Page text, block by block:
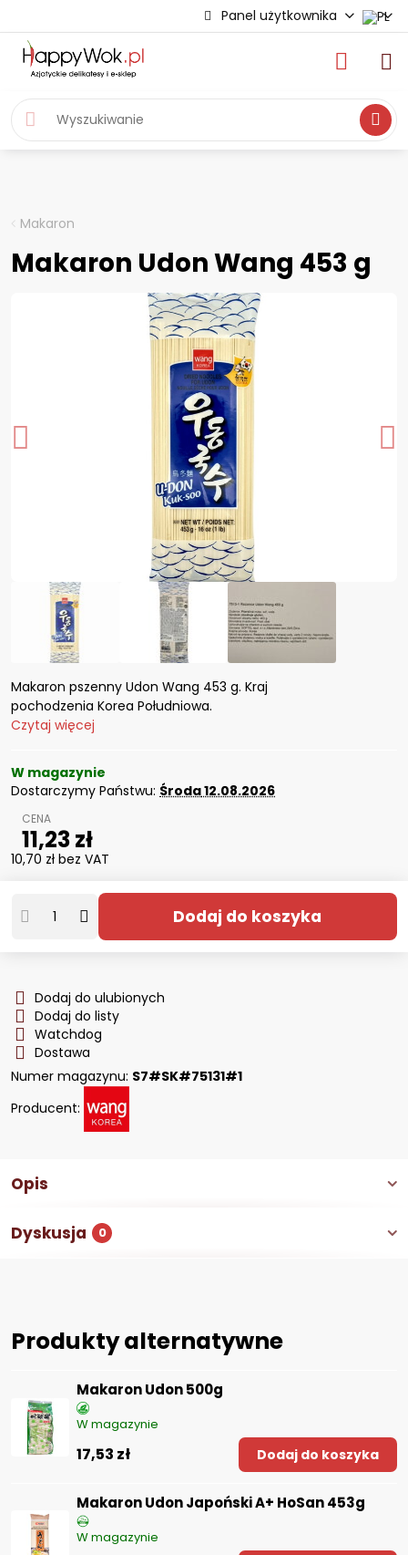
Panel użytkownika
Makaron
Makaron Udon Wang 453 g
Makaron pszenny Udon Wang 453 g. Kraj
pochodzenia Korea Południowa.
Czytaj więcej
W magazynie
Dostarczymy Państwu: Środa12.08.2026
11,23 zł
10,70 zł bez VAT
Dodaj do koszyka
Dodaj do ulubionych
Dodaj do listy
Watchdog
Dostawa
Numer magazynu: S7#SK#75131#1
Producent:
Opis
Dyskusja 0
Produkty alternatywne
Makaron Udon 500g
W magazynie
17,53 zł Dodaj do koszyka
Makaron Udon Japoński A+ HoSan 453g
W magazynie